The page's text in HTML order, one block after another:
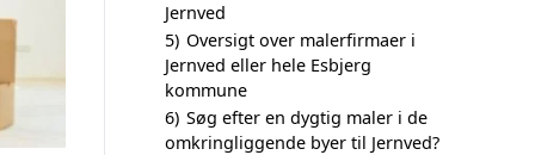
Jernved
5) Oversigt over malerfirmaer i
Jernved eller hele Esbjerg
kommune
6) Søg efter en dygtig maler i de
omkringliggende byer til Jernved?